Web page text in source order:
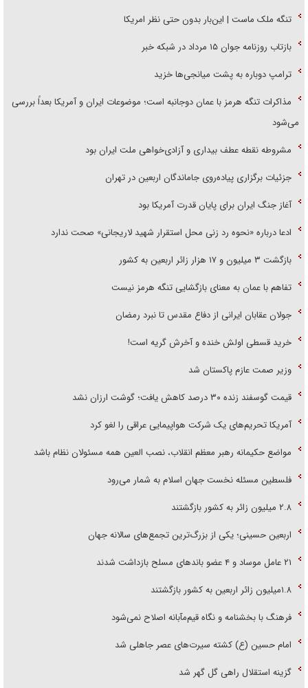
تنگه ملک ماست | این‌بار بدون حتی نظر امریکا
بازتاب روزنامه جوان ۱۵ مرداد در شبکه خبر
ترامپ دوباره به پشت میانجی‌ها خزید
مذاکرات تنگه هرمز با عمان دوجانبه است؛ موضوعات ایران و آمریکا بعداً بررسی
می‌شود
مشروطه نقطه عطف بیداری و آزادی‌خواهی ملت ایران بود
جزئیات برگزاری پیاده‌روی جاماندگان اربعین در تهران
آغاز جنگ ایران برای پایان قدرت آمریکا بود
ادعا درباره «نحوه رد زنی محل استقرار شهید لاریجانی» صحت ندارد
بازگشت ۳ میلیون و ۱۷ هزار زائر اربعین به کشور
تفاهم با عمان به معنای بازگشایی تنگه هرمز نیست
جولان عقابان ایرانی از دفاع مقدس تا نبرد رمضان
خرید قسطی اولش خنده و آخرش گریه است!
وزیر صمت عازم پاکستان شد
قیمت گوسفند زنده ۳۰ درصد کاهش یافت؛ گوشت ارزان نشد
آمریکا تحریم‌های یک شرکت هواپیمایی عراقی را لغو کرد
مواضع حکیمانه رهبر معظم انقلاب، نصب العین همه مسئولان نظام باشد
فلسطین مسئله نخست جهان اسلام به شمار می‌رود
۲.۸ میلیون زائر به کشور بازگشتند
اربعین حسینی؛ یکی از بزرگ‌ترین تجمع‌های سالانه جهان
۲۱ عامل موساد و ۴ عضو باند‌های مسلح بازداشت شدند
۱.۸میلیون زائر اربعین به کشور بازگشتند
فرهنگ با بخشنامه و نگاه قیم‌مآبانه اصلاح نمی‌شود
امام حسین (ع) کشته سیرت‌های عصر جاهلی شد
گزینه استقلال راهی گل گهر شد